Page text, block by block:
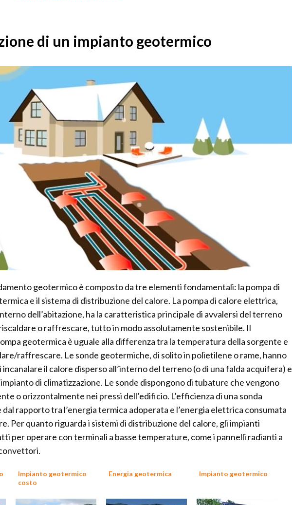
di un impianto geotermico
geotermico è composto da tre elementi fondamentali: la pompa di
e il sistema di distribuzione del calore. La pompa di calore elettrica,
dell’abitazione, ha la caratteristica principale di avvalersi del terreno
o raffrescare, tutto in modo assolutamente sostenibile. Il
geotermica è uguale alla differenza tra la temperatura della sorgente e
raffrescare. Le sonde geotermiche, di solito in polietilene o rame, hanno
il calore disperso all’interno del terreno (o di una falda acquifera) e
di climatizzazione. Le sonde dispongono di tubature che vengono
o orizzontalmente nei pressi dell’edificio. L’efficienza di una sonda
rapporto tra l’energia termica adoperata e l’energia elettrica consumata
Per quanto riguarda i sistemi di distribuzione del calore, gli impianti
per operare con terminali a basse temperature, come i pannelli radianti a
Impianto geotermico
costo
Energia geotermica Impianto geotermico